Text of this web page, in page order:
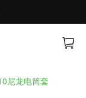
尼龙电筒套